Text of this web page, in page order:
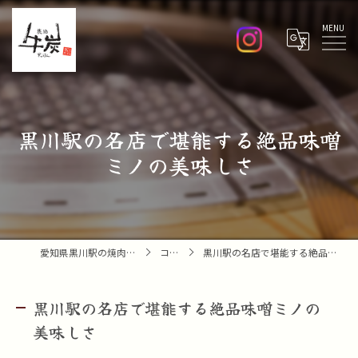
Menu
黒川駅の名店で堪能する絶品味噌
ミノの美味しさ
愛知県黒川駅の焼肉なら焼肉 牛炭 コラム 黒川駅の名店で堪能する絶品味噌ミノの美味しさ
黒川駅の名店で堪能する絶品味噌ミノの
美味しさ